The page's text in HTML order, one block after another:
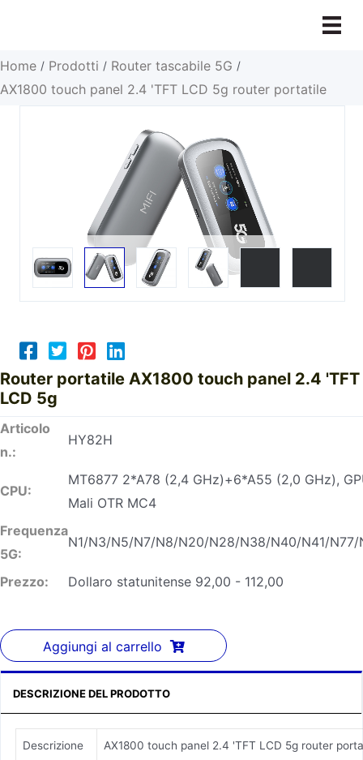
Home / Prodotti / Router tascabile 5G /
AX1800 touch panel 2.4 'TFT LCD 5g router portatile
Router portatile AX1800 touch panel 2.4 'TFT
LCD 5g
Articolo
n.:
HY82H
CPU:
MT6877 2*A78 (2,4 GHz)+6*A55 (2,0 GHz),
Mali OTR MC4
Frequenza
5G:
N1/N3/N5/N7/N8/N20/N28/N38/N40/N41/N77/
Prezzo: Dollaro statunitense 92,00 - 112,00
Aggiungi al carrello
DESCRIZIONE DEL PRODOTTO
Descrizione AX1800 touch panel 2.4 'TFT LCD 5g router